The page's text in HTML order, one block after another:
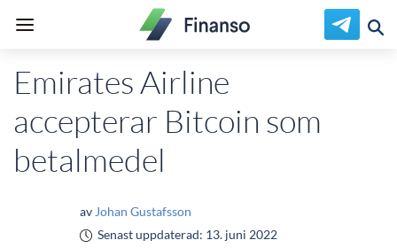
Emirates Airline
accepterar Bitcoin som
betalmedel
av Johan Gustafsson
Senast uppdaterad: 13. juni 2022